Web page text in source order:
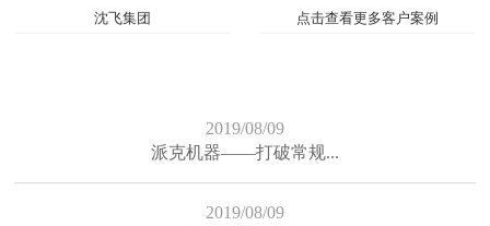
沈飞集团 点击查看更多客户案例
2019/08/09
派克机器——打破常规...
2019/08/09